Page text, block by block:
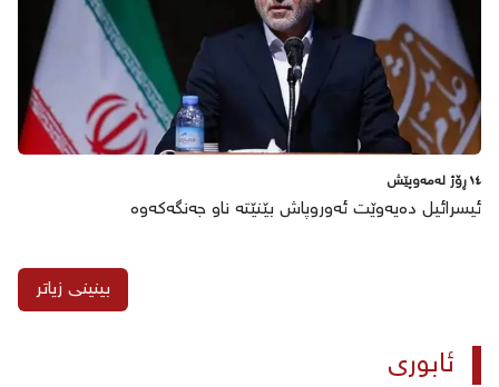
١٤ ڕۆژ لەمەوپێش
ئیسرائیل دەیەوێت ئەوروپاش بێنێتە ناو جەنگەکەوە
بینینی زیاتر
ئابوری